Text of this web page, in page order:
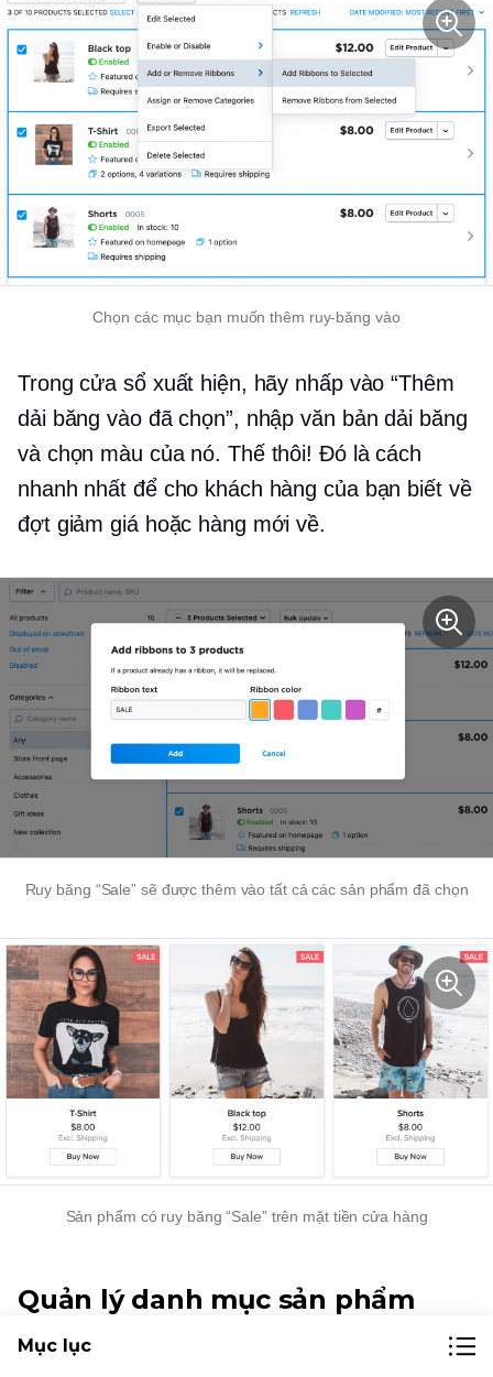
Chọn các mục bạn muốn thêm ruy-băng vào
Trong cửa sổ xuất hiện, hãy nhấp vào “Thêm
dải băng vào đã chọn”, nhập văn bản dải băng
và chọn màu của nó. Thế thôi! Đó là cách
nhanh nhất để cho khách hàng của bạn biết về
đợt giảm giá hoặc hàng mới về.
Ruy băng “Sale” sẽ được thêm vào tất cả các sản phẩm đã chọn
Sản phẩm có ruy băng “Sale” trên mặt tiền cửa hàng
Quản lý danh mục sản phẩm
Bạn có thể chỉ định hoặc xóa hàng loạt danh
Mục lục